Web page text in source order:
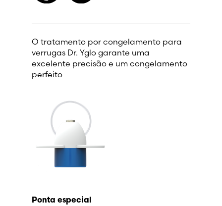
O tratamento por congelamento para
verrugas Dr. Yglo garante uma
excelente precisão e um congelamento
perfeito
Ponta especial